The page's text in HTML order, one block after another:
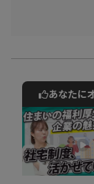
動画
お気
あなたに